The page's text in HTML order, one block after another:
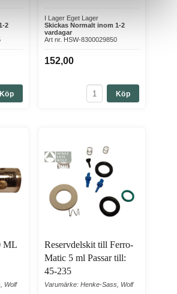
2
Köp
I Lager Eget Lager
Skickas Normalt inom 1-2
vardagar
Art nr. HSW-8300029850
152,00
Köp
ML
Wolf
Reservdelskit till Ferro-
Matic 5 ml Passar till:
45-235
Varumärke: Henke-Sass, Wolf